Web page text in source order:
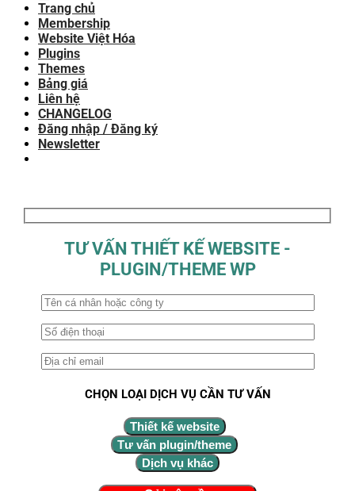
Trang chủ
Membership
Website Việt Hóa
Plugins
Themes
Bảng giá
Liên hệ
CHANGELOG
Đăng nhập / Đăng ký
Newsletter
TƯ VẤN THIẾT KẾ WEBSITE -
PLUGIN/THEME WP
CHỌN LOẠI DỊCH VỤ CẦN TƯ VẤN
Thiết kế website
Tư vấn plugin/theme
Dịch vụ khác